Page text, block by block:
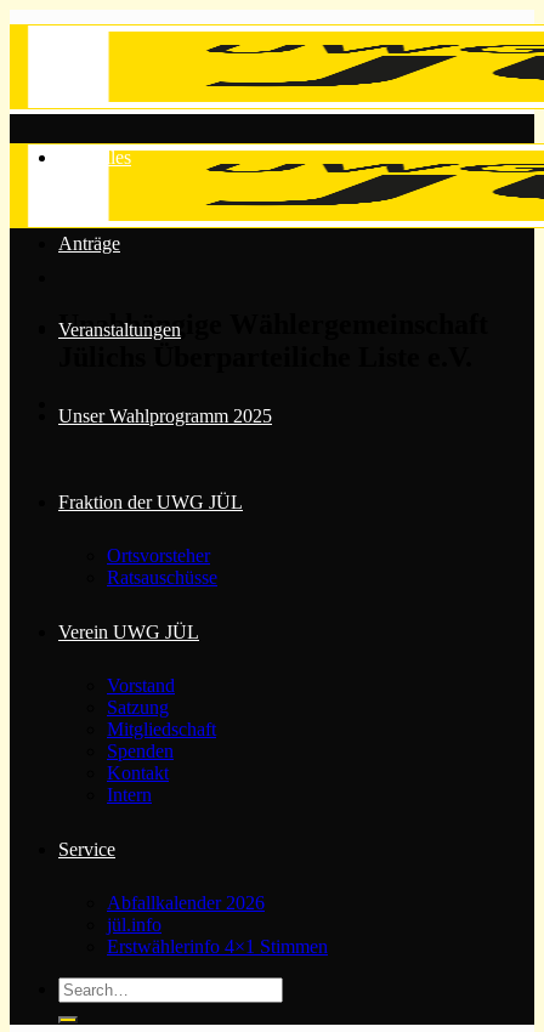
Unabhängige Wählergemeinschaft
Aktuelles
Anträge
Veranstaltungen
Unser Wahlprogramm 2025
Fraktion der UWG JÜL
Ortsvorsteher
Ratsauschüsse
Verein UWG JÜL
Vorstand
Satzung
Mitgliedschaft
Spenden
Kontakt
Intern
Service
Abfallkalender 2026
jül.info
Erstwählerinfo 4×1 Stimmen